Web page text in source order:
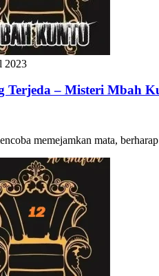
2023
Terjeda – Misteri Mbah
memejamkan mata,